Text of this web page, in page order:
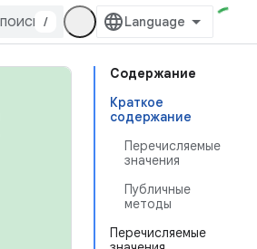
/
Содержание
Краткое
содержание
Перечисляемые
значения
Публичные
методы
Перечисляемые